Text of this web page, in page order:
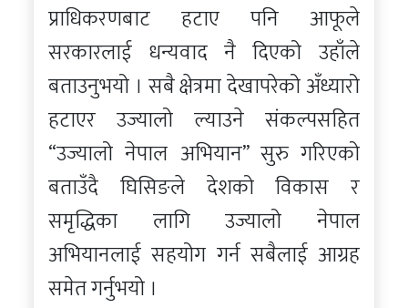
प्राधिकरणबाट हटाए पनि आफूले
सरकारलाई धन्यवाद नै दिएको उहाँले
बताउनुभयो । सबै क्षेत्रमा देखापरेको अँध्यारो
हटाएर उज्यालो ल्याउने संकल्पसहित
“उज्यालो नेपाल अभियान” सुरु गरिएको
बताउँदै घिसिङले देशको विकास र
समृद्धिका लागि उज्यालो नेपाल
अभियानलाई सहयोग गर्न सबैलाई आग्रह
समेत गर्नुभयो ।